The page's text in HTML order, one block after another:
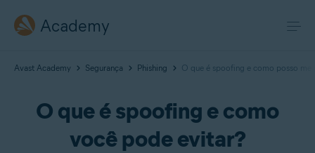
Academy
Avast Academy Segurança Phishing O que é spoofing e como posso me
O que é spoofing e como
você pode evitar?